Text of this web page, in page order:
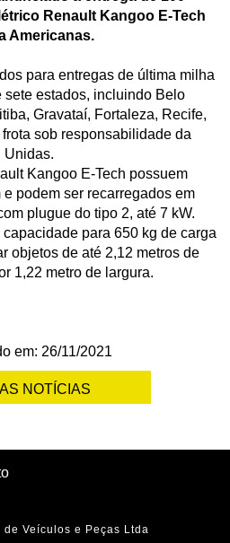
Renault Kangoo E-Tech
Americanas.
para entregas de última milha
sete estados, incluindo Belo
Gravataí, Fortaleza, Recife,
sob responsabilidade da
Unidas.
Kangoo E-Tech possuem
podem ser recarregados em
plugue do tipo 2, até 7 kW.
para 650 kg de carga
objetos de até 2,12 metros de
1,22 metro de largura.
em: 26/11/2021
NOTÍCIAS
de Veículos e Peças Ltda